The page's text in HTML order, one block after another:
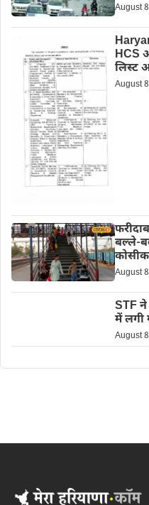
August
HCS
लिस्ट
August
बल्ले-
August
STF ने
में लगी
August